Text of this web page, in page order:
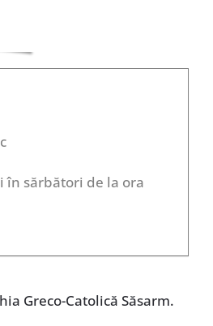
în sărbători de la ora
Greco-Catolică Săsarm.